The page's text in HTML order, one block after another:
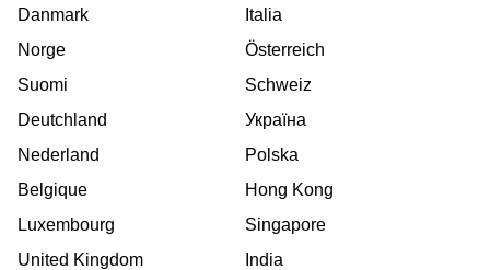
Danmark
Norge
Suomi
Deutchland
Nederland
Belgique
Luxembourg
United Kingdom
Italia
Österreich
Schweiz
Україна
Polska
Hong Kong
Singapore
India